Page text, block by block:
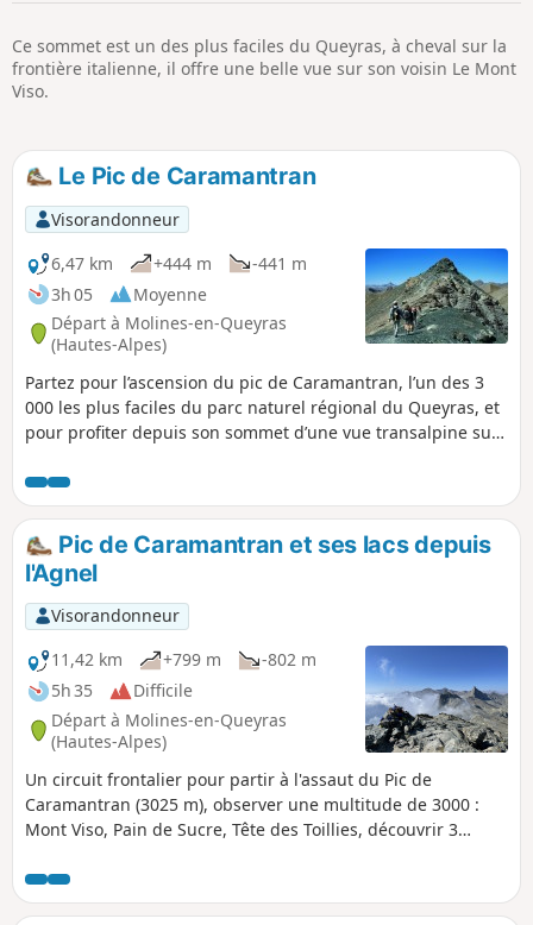
Ce sommet est un des plus faciles du Queyras, à cheval sur la
frontière italienne, il offre une belle vue sur son voisin Le Mont
Viso.
Le Pic de Caramantran
Visorandonneur
6,47 km
+444 m
-441 m
3h 05
Moyenne
Départ à Molines-en-Queyras
(Hautes-Alpes)
Partez pour l’ascension du pic de Caramantran, l’un des 3
000 les plus faciles du parc naturel régional du Queyras, et
pour profiter depuis son sommet d’une vue transalpine sur
Pic de Caramantran et ses lacs depuis
l'Agnel
Visorandonneur
11,42 km
+799 m
-802 m
5h 35
Difficile
Départ à Molines-en-Queyras
(Hautes-Alpes)
Un circuit frontalier pour partir à l'assaut du Pic de
Caramantran (3025 m), observer une multitude de 3000 :
Mont Viso, Pain de Sucre, Tête des Toillies, découvrir 3
de la Blanche.